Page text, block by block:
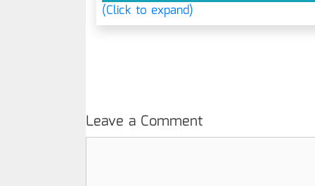
(Click to expand)
Leave a Comment